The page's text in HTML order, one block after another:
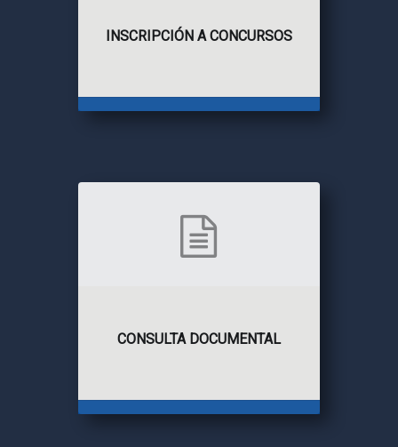
INSCRIPCIÓN A CONCURSOS
CONSULTA DOCUMENTAL